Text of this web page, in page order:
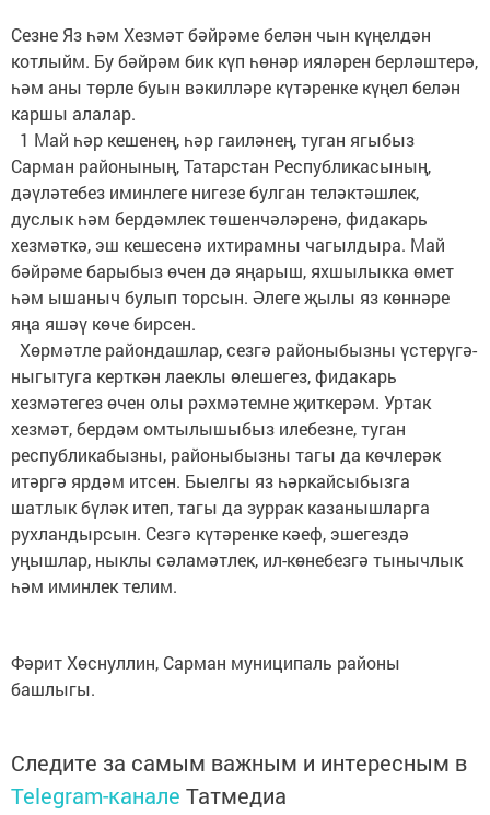
Сезне Яз һәм Хезмәт бәйрәме белән чын күңелдән
котлыйм. Бу бәйрәм бик күп һөнәр ияләрен берләштерә,
һәм аны төрле буын вәкилләре күтәренке күңел белән
каршы алалар.
1 Май һәр кешенең, һәр гаиләнең, туган ягыбыз
Сарман районының, Татарстан Республикасының,
дәүләтебез иминлеге нигезе булган теләктәшлек,
дуслык һәм бердәмлек төшенчәләренә, фидакарь
хезмәткә, эш кешесенә ихтирамны чагылдыра. Май
бәйрәме барыбыз өчен дә яңарыш, яхшылыкка өмет
һәм ышаныч булып торсын. Әлеге җылы яз көннәре
яңа яшәү көче бирсен.
Хөрмәтле райондашлар, сезгә районыбызны үстерүгә-
ныгытуга керткән лаеклы өлешегез, фидакарь
хезмәтегез өчен олы рәхмәтемне җиткерәм. Уртак
хезмәт, бердәм омтылышыбыз илебезне, туган
республикабызны, районыбызны тагы да көчлерәк
итәргә ярдәм итсен. Быелгы яз һәркайсыбызга
шатлык бүләк итеп, тагы да зуррак казанышларга
рухландырсын. Сезгә күтәренке кәеф, эшегездә
уңышлар, ныклы сәламәтлек, ил-көнебезгә тынычлык
һәм иминлек телим.
Фәрит Хөснуллин, Сарман муниципаль районы
башлыгы.
Следите за самым важным и интересным в
Telegram-канале Татмедиа